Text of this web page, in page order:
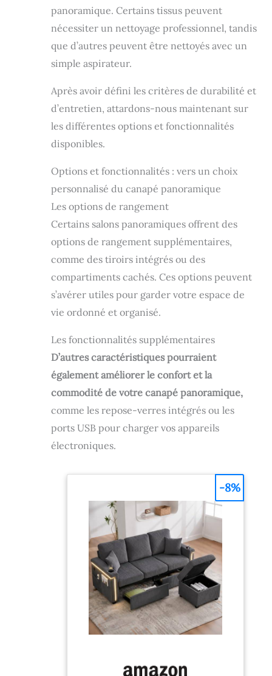
panoramique. Certains tissus peuvent
nécessiter un nettoyage professionnel, tandis
que d’autres peuvent être nettoyés avec un
simple aspirateur.
Après avoir défini les critères de durabilité et
d’entretien, attardons-nous maintenant sur
les différentes options et fonctionnalités
disponibles.
Options et fonctionnalités : vers un choix
personnalisé du canapé panoramique
Les options de rangement
Certains salons panoramiques offrent des
options de rangement supplémentaires,
comme des tiroirs intégrés ou des
compartiments cachés. Ces options peuvent
s’avérer utiles pour garder votre espace de
vie ordonné et organisé.
Les fonctionnalités supplémentaires
D’autres caractéristiques pourraient
également améliorer le confort et la
commodité de votre canapé panoramique,
comme les repose-verres intégrés ou les
ports USB pour charger vos appareils
électroniques.
-8%